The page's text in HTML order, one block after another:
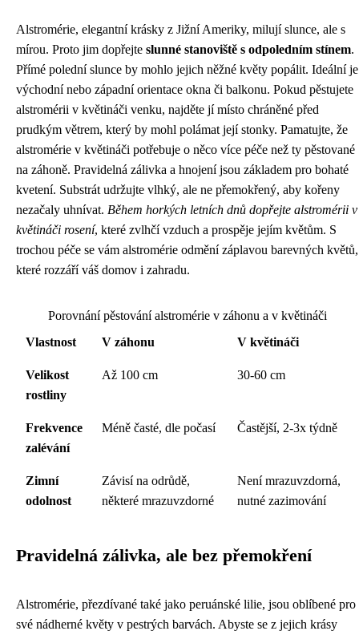
Alstromérie, elegantní krásky z Jižní Ameriky, milují slunce, ale s
mírou. Proto jim dopřejte slunné stanoviště s odpoledním stínem.
Přímé polední slunce by mohlo jejich něžné květy popálit. Ideální je
východní nebo západní orientace okna či balkonu. Pokud pěstujete
alstromérii v květináči venku, najděte jí místo chráněné před
prudkým větrem, který by mohl polámat její stonky. Pamatujte, že
alstromérie v květináči potřebuje o něco více péče než ty pěstované
na záhoně. Pravidelná zálivka a hnojení jsou základem pro bohaté
kvetení. Substrát udržujte vlhký, ale ne přemokřený, aby kořeny
nezačaly uhnívat. Během horkých letních dnů dopřejte alstromérii v
květináči rosení, které zvlhčí vzduch a prospěje jejím květům. S
trochou péče se vám alstromérie odmění záplavou barevných květů,
které rozzáří váš domov i zahradu.
Porovnání pěstování alstromérie v záhonu a v květináči
Vlastnost
V záhonu V květináči
Velikost
rostliny
Až 100 cm 30-60 cm
Frekvence
zalévání
Méně časté, dle počasí Častější, 2-3x týdně
Zimní
odolnost
Závisí na odrůdě,
některé mrazuvzdorné
Není mrazuvzdorná,
nutné zazimování
Pravidelná zálivka, ale bez přemokření
Alstromérie, přezdívané také jako peruánské lilie, jsou oblíbené pro
své nádherné květy v pestrých barvách. Abyste se z jejich krásy